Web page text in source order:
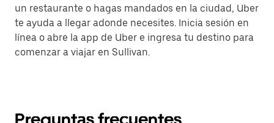
un restaurante o hagas mandados en la ciudad, Uber
te ayuda a llegar adonde necesites. Inicia sesión en
línea o abre la app de Uber e ingresa tu destino para
comenzar a viajar en Sullivan.